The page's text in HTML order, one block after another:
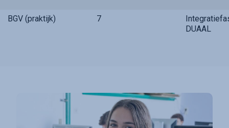
BGV (praktijk) 7
DUAAL